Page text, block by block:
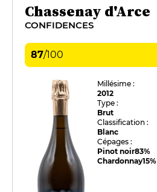
Chassenay d'Arce
CONFIDENCES
87/100
Millésime :
2012
Type :
Brut
Classification :
Blanc
Cépages :
Pinot noir83%
Chardonnay15%